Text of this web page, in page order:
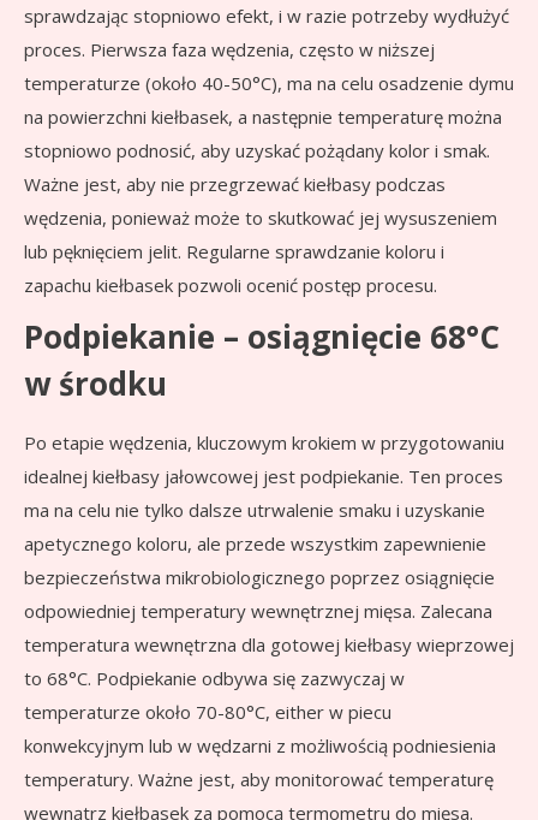
sprawdzając stopniowo efekt, i w razie potrzeby wydłużyć
proces. Pierwsza faza wędzenia, często w niższej
temperaturze (około 40-50°C), ma na celu osadzenie dymu
na powierzchni kiełbasek, a następnie temperaturę można
stopniowo podnosić, aby uzyskać pożądany kolor i smak.
Ważne jest, aby nie przegrzewać kiełbasy podczas
wędzenia, ponieważ może to skutkować jej wysuszeniem
lub pęknięciem jelit. Regularne sprawdzanie koloru i
zapachu kiełbasek pozwoli ocenić postęp procesu.
Podpiekanie – osiągnięcie 68°C
w środku
Po etapie wędzenia, kluczowym krokiem w przygotowaniu
idealnej kiełbasy jałowcowej jest podpiekanie. Ten proces
ma na celu nie tylko dalsze utrwalenie smaku i uzyskanie
apetycznego koloru, ale przede wszystkim zapewnienie
bezpieczeństwa mikrobiologicznego poprzez osiągnięcie
odpowiedniej temperatury wewnętrznej mięsa. Zalecana
temperatura wewnętrzna dla gotowej kiełbasy wieprzowej
to 68°C. Podpiekanie odbywa się zazwyczaj w
temperaturze około 70-80°C, either w piecu
konwekcyjnym lub w wędzarni z możliwością podniesienia
temperatury. Ważne jest, aby monitorować temperaturę
wewnątrz kiełbasek za pomocą termometru do mięsa.